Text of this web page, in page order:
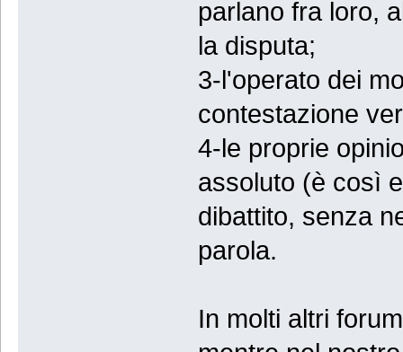
parlano fra loro,
la disputa;
3-l'operato dei
contestazione
4-le proprie
assoluto (è così
dibattito, senza
parola.
In molti altri